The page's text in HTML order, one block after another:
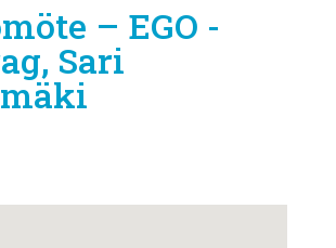
– EGO -
Sari